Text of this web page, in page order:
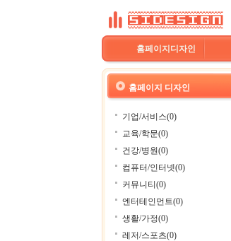
홈페이지디자인
홈페이지 디자인
기업/서비스(0)
교육/학문(0)
건강/병원(0)
컴퓨터/인터넷(0)
커뮤니티(0)
엔터테인먼트(0)
생활/가정(0)
레저/스포츠(0)